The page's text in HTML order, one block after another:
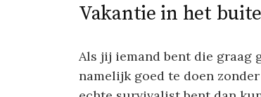
Vakantie in het
Als jij iemand bent die graag
namelijk goed te doen